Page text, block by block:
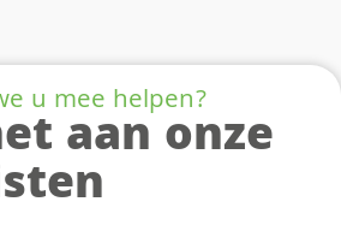
u mee helpen?
aan onze